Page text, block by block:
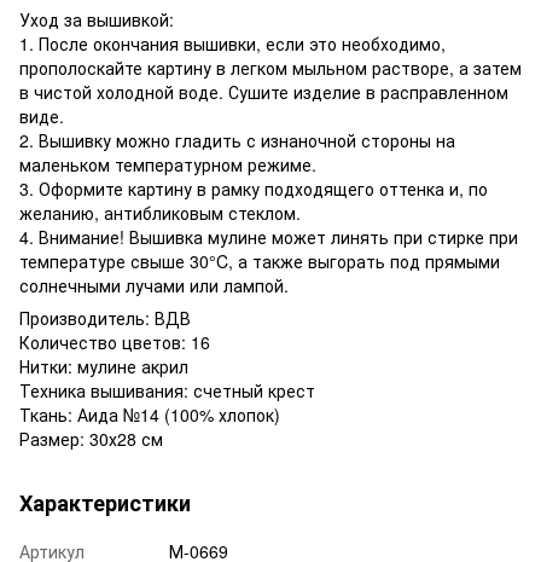
Уход за вышивкой:
1. После окончания вышивки, если это необходимо,
прополоскайте картину в легком мыльном растворе, а затем
в чистой холодной воде. Сушите изделие в расправленном
виде.
2. Вышивку можно гладить с изнаночной стороны на
маленьком температурном режиме.
3. Оформите картину в рамку подходящего оттенка и, по
желанию, антибликовым стеклом.
4. Внимание! Вышивка мулине может линять при стирке при
температуре свыше 30°C, а также выгорать под прямыми
солнечными лучами или лампой.
Производитель: ВДВ
Количество цветов: 16
Нитки: мулине акрил
Техника вышивания: счетный крест
Ткань: Аида №14 (100% хлопок)
Размер: 30х28 см
Характеристики
Артикул
М-0669